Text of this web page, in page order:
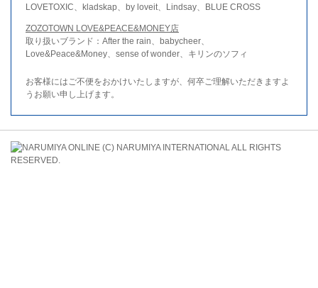
LOVETOXIC、kladskap、by loveit、Lindsay、BLUE CROSS
ZOZOTOWN LOVE&PEACE&MONEY店
取り扱いブランド：After the rain、babycheer、
Love&Peace&Money、sense of wonder、キリンのソフィ
お客様にはご不便をおかけいたしますが、何卒ご理解いただきますよ
うお願い申し上げます。